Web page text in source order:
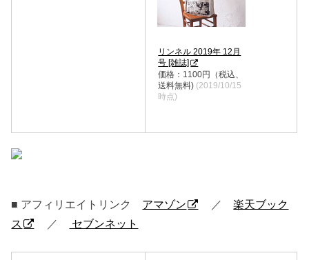
リンネル 2019年 12月
号 [雑誌]
価格：1100円（税込、
送料無料) (2019/10/15
時点)
■ アフィリエイトリンク アマゾン ／楽天ブック
ス
／ セブンネット